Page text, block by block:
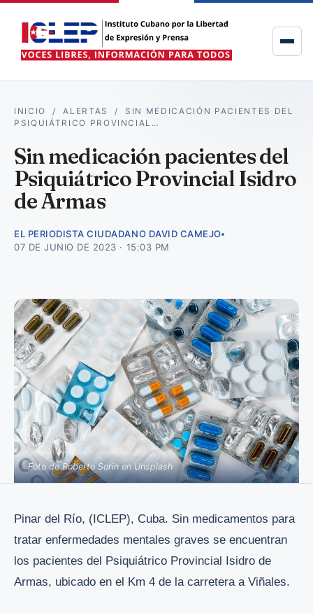
INICIO /ALERTAS / SIN MEDICACIÓN PACIENTES DEL
PSIQUIÁTRICO PROVINCIAL…
Sin medicación pacientes del
Psiquiátrico Provincial Isidro
de Armas
EL PERIODISTA CIUDADANO DAVID CAMEJO
07 DE JUNIO DE 2023 · 15:03 PM
Foto de Roberto Sorin en Unsplash
Pinar del Río, (ICLEP), Cuba. Sin medicamentos para
tratar enfermedades mentales graves se encuentran
los pacientes del Psiquiátrico Provincial Isidro de
Armas, ubicado en el Km 4 de la carretera a Viñales.